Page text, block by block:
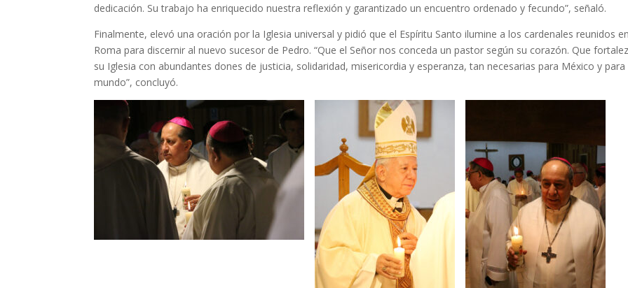
dedicación. Su trabajo ha enriquecido nuestra reflexión y garantizado un encuentro ordenado y fecundo”, señaló.
Finalmente, elevó una oración por la Iglesia universal y pidió que el Espíritu Santo ilumine a los cardenales reunidos en
Roma para discernir al nuevo sucesor de Pedro. “Que el Señor nos conceda un pastor según su corazón. Que
su Iglesia con abundantes dones de justicia, solidaridad, misericordia y esperanza, tan necesarias para México y para
mundo”, concluyó.